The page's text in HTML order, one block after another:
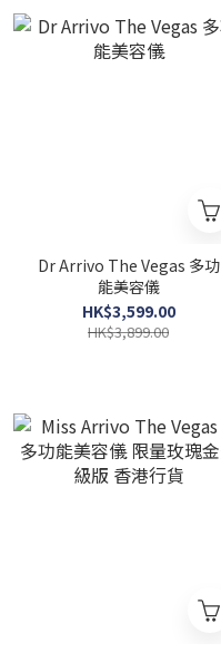
Dr Arrivo The Vegas 多功
能美容儀
HK$3,599.00
HK$3,899.00